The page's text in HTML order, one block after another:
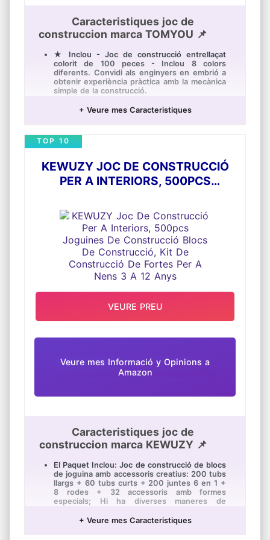
Caracteristiques joc de
construccion marca TOMYOU 📌
★ Inclou - Joc de construcció entrellaçat
colorit de 100 peces - Inclou 8 colors
diferents. Convidi als enginyers en embrió a
obtenir experiència pràctica amb la mecànica
simple de la construcció.
multidimensionals amb les peces en forma
resolució de problemes.
les joguines educatives per al cervell per a
crear formes i formes multidimensionals
usant les peces en forma d'estrella de molts
★ Aquest versàtil i flexible joguina artesanal
obert permet als nens usar la seva imaginació
i creativitat per a visualitzar, dissenyar i crear
formes simples o estructures complexes.
★ Aprenentatge d'obsequis: aquests blocs
de colors brillants són el regal perfecte per a
qualsevol nen petit, sense importar el
gènere! El joc creixerà amb el seu fill a
mesura que les seves creacions augmentin
construcció i joguines de tija primerenca per
+ Veure mes Caracteristiques
KEWUZY JOC DE CONSTRUCCIÓ
PER A INTERIORS, 500PCS
DE CONSTRUCCIÓ, KIT DE
CONSTRUCCIÓ DE FORTES PER A
NENS 3 A 12 ANYS
TOP 10
Veure mes Informació y Opinions a
Amazon
Caracteristiques joc de
construccion marca KEWUZY 📌
El Paquet Inclou: Joc de construcció de blocs
de joguina amb accessoris creatius: 200 tubs
llargs + 60 tubs curts + 200 juntes 6 en 1 +
8 rodes + 32 accessoris amb formes
especials; Hi ha diverses maneres de
blocs de palla, adequats per a nens a partir
VEURE PREU
+ Veure mes Caracteristiques